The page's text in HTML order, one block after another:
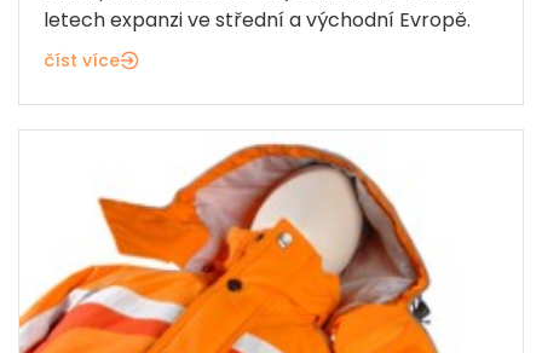
letech expanzi ve střední a východní Evropě.
číst více